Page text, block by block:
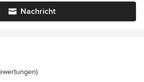
Nachricht
5 von 5 Sternen